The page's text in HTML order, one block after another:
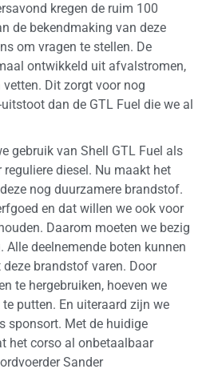
kregen de ruim 100
de bekendmaking van deze
om vragen te stellen. De
ontwikkeld uit afvalstromen,
Dit zorgt voor nog
dan de GTL Fuel die we al
gebruik van Shell GTL Fuel als
diesel. Nu maakt het
nog duurzamere brandstof.
en dat willen we ook voor
Daarom moeten we bezig
deelnemende boten kunnen
brandstof varen. Door
te hergebruiken, hoeven we
putten. En uiteraard zijn we
sponsort. Met de huidige
het corso al onbetaalbaar
Sander